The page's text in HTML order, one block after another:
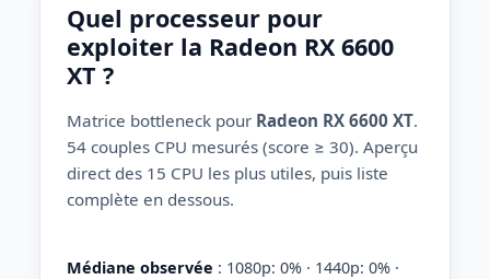
Quel processeur pour
exploiter la Radeon RX 6600
XT ?
Matrice bottleneck pour Radeon RX 6600 XT.
54 couples CPU mesurés (score ≥ 30). Aperçu
direct des 15 CPU les plus utiles, puis liste
complète en dessous.
Médiane observée : 1080p: 0% · 1440p: 0% ·